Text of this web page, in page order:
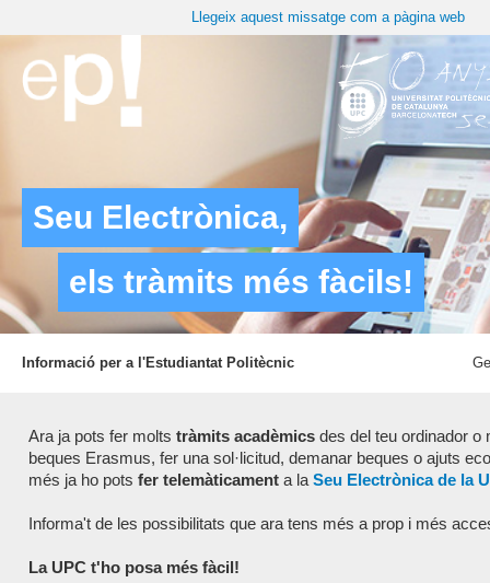
Llegeix aquest missatge com a pàgina web
Seu Electrònica,
els tràmits més fàcils!
Informació per a l'Estudiantat Politècnic
Ara ja pots fer molts tràmits acadèmics des del teu ordinador o
beques Erasmus, fer una sol·licitud, demanar beques o ajuts
més ja ho pots fer telemàticamenta la Seu Electrònica de la
Informa't de les possibilitats que ara tens més a prop i més
La UPC t'ho posa més fàcil!